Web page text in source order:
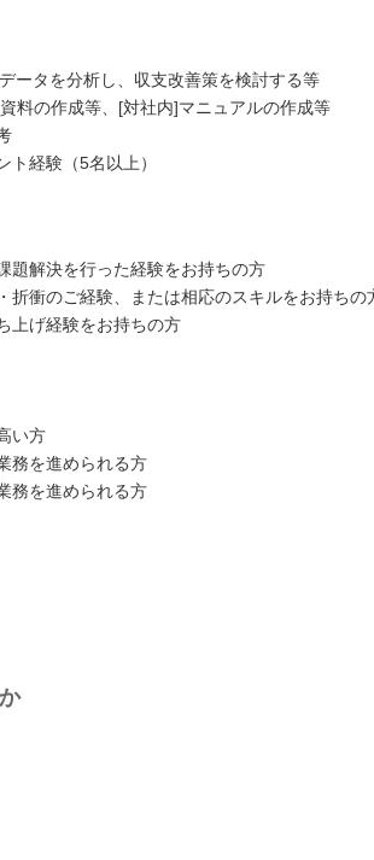
ータを分析し、収支改善策を検討する等
料の作成等、[対社内]マニュアルの作成等
ト経験（5名以上）
解決を行った経験をお持ちの方
衝のご経験、または相応のスキルをお持ちの
上げ経験をお持ちの方
い方
務を進められる方
務を進められる方